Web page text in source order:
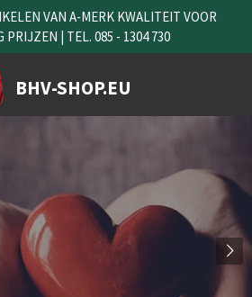
BHV-SHOP.EU
VAN A-MERK KWALITEIT VOOR
PRIJZEN | TEL. 085 - 1304 730